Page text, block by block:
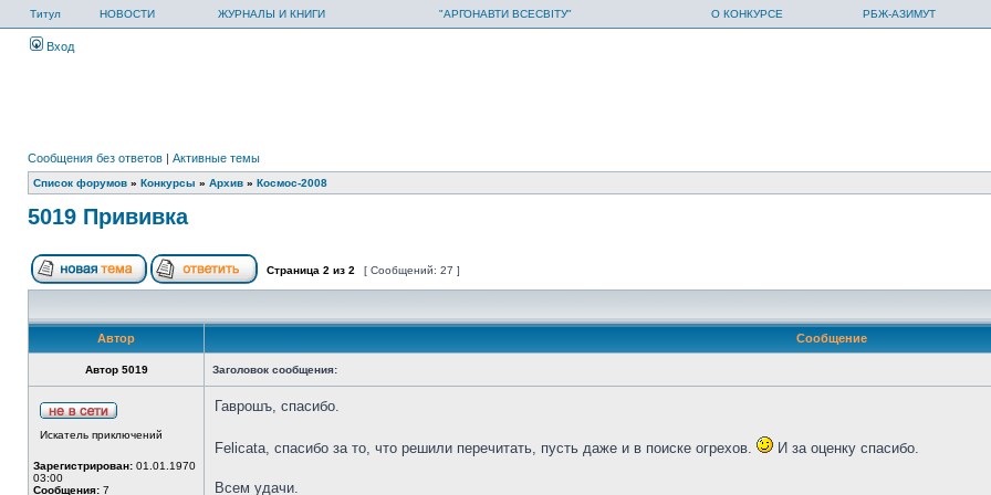
Титул НОВОСТИ ЖУРНАЛЫ И КНИГИ "АРГОНАВТИ ВСЕСВІТУ" О КОНКУРСЕ РБЖ-АЗИМУТ
Вход
Сообщения без ответов | Активные темы
Список форумов » Конкурсы » Архив » Космос-2008
5019 Прививка
Страница 2 из 2 [ Сообщений: 27 ]
Автор Сообщение
Автор 5019 Заголовок сообщения:
Искатель приключений
Зарегистрирован: 01.01.1970
03:00
Сообщения: 7
Гаврошъ, спасибо.
Felicata, спасибо за то, что решили перечитать, пусть даже и в поиске огрехов. И за оценку спасибо.
Всем удачи.